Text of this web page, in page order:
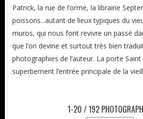
Patrick, la rue de l’orme, la librairie
poissons...autant de lieux typiques du
muros, qui nous font revivre un passé
que l’on devine et surtout très bien
photographies de l’auteur. La porte
superbement l’entrée principale de la
1-20 / 192